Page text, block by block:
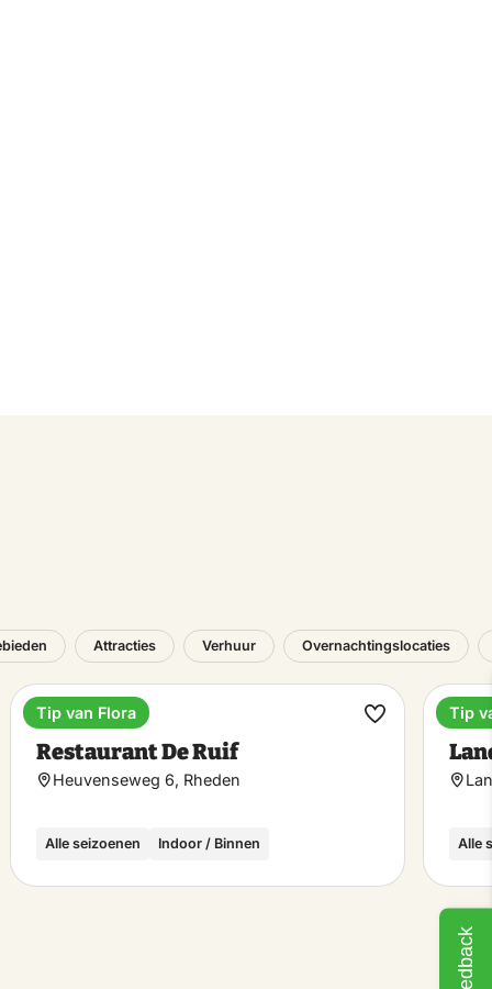
Attracties Verhuur Overnachtingslocaties
Diner
Restaurant De Ruif
Heuvenseweg 6, Rheden
Alle seizoenen Indoor / Binnen
Tip van Flora
Maak
Alle
Tip
Feedback